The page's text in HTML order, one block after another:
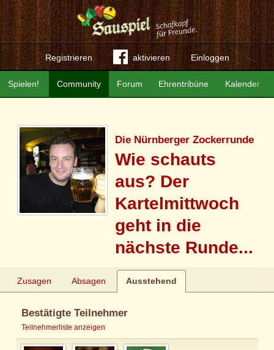
Registrieren aktivieren Einloggen
Community Forum Ehrentribüne Kalender
Spielen!
Die Nürnberger Zockerrunde
Wie schauts
aus? Der
Kartelmittwoch
geht in die
nächste Runde...
Zusagen Absagen Ausstehend
Bestätigte Teilnehmer
Teilnehmerliste anzeigen